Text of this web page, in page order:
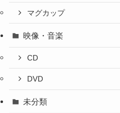
マグカップ
映像・音楽
CD
DVD
未分類